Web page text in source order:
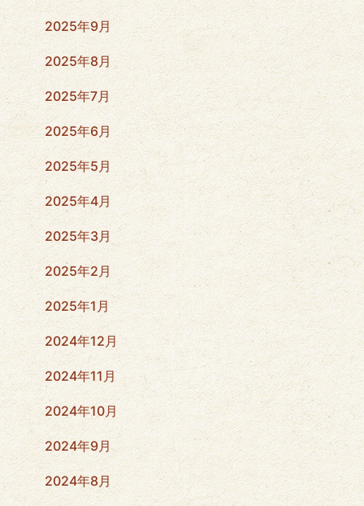
2025年9月
2025年8月
2025年7月
2025年6月
2025年5月
2025年4月
2025年3月
2025年2月
2025年1月
2024年12月
2024年11月
2024年10月
2024年9月
2024年8月